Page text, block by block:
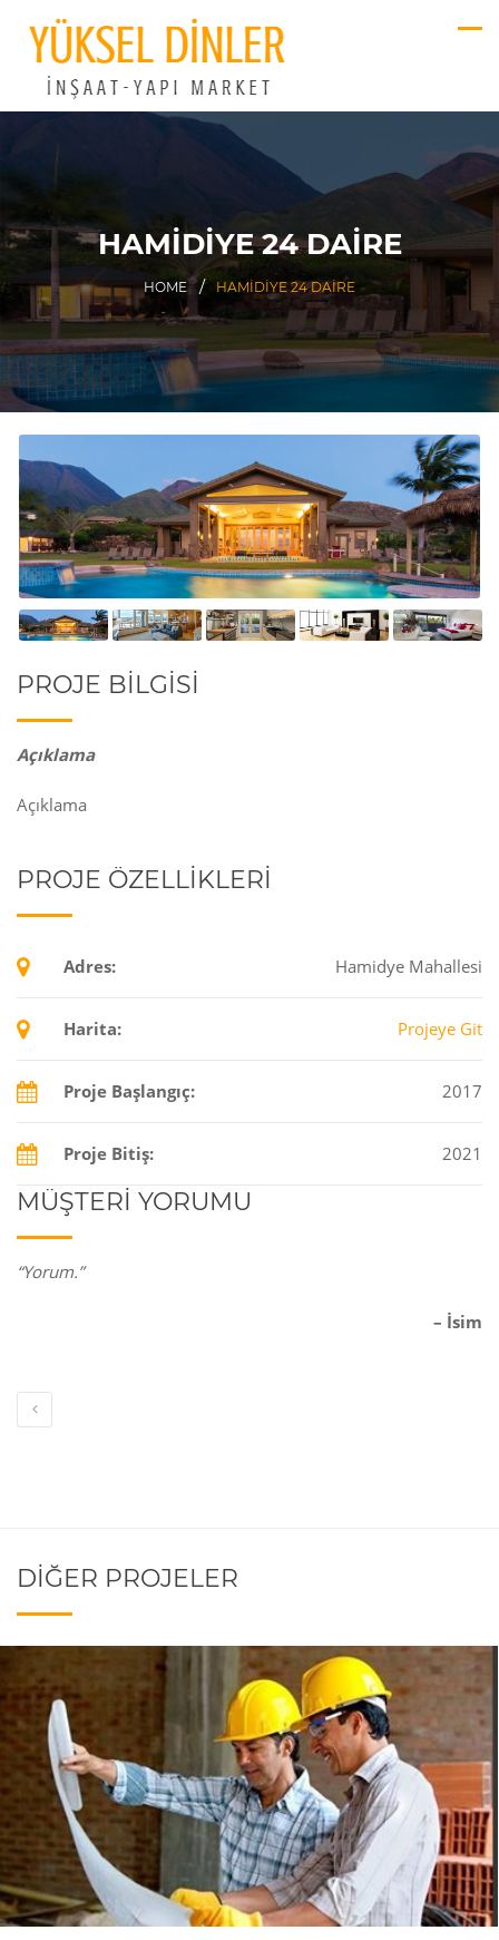
HAMIDIYE 24 DAIRE
HOME HAMIDIYE 24 DAIRE
PROJE BILGISI
Açıklama
Açıklama
PROJE ÖZELLIKLERI
Adres: Hamidye Mahallesi
Harita: Projeye Git
Proje Başlangıç: 2017
Proje Bitiş: 2021
MÜŞTERI YORUMU
“Yorum.”
– İsim
DIĞER PROJELER